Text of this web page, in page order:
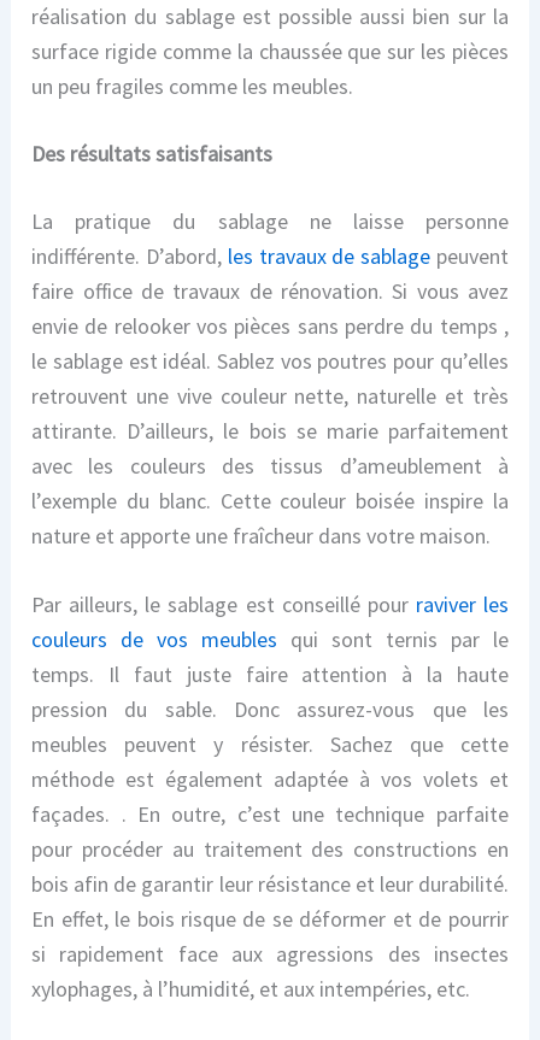
réalisation du sablage est possible aussi bien sur la
surface rigide comme la chaussée que sur les pièces
un peu fragiles comme les meubles.
Des résultats satisfaisants
La pratique du sablage ne laisse personne
indifférente. D’abord, les travaux de sablage peuvent
faire office de travaux de rénovation.Si vous avez
envie de relooker vos pièces sans perdre du temps ,
le sablage est idéal. Sablez vos poutres pour qu’elles
retrouvent une vive couleur nette, naturelle et très
attirante. D’ailleurs, le bois se marie parfaitement
avec les couleurs des tissus d’ameublement à
l’exemple du blanc. Cette couleur boisée inspire la
nature et apporte une fraîcheur dans votre maison.
Par ailleurs, le sablage est conseillé pour raviverles
couleurs de vos meubles qui sont ternis par le
temps. Il faut juste faire attention à la haute
pression du sable. Donc assurez-vous que les
meubles peuvent y résister. Sachez que cette
méthode est également adaptée à vos volets et
façades. . En outre, c’est une technique parfaite
pour procéder au traitement des constructions en
bois afin de garantir leur résistance et leur durabilité.
En effet, le bois risque de se déformer et de pourrir
si rapidement face aux agressions des insectes
xylophages, à l’humidité, et aux intempéries, etc.